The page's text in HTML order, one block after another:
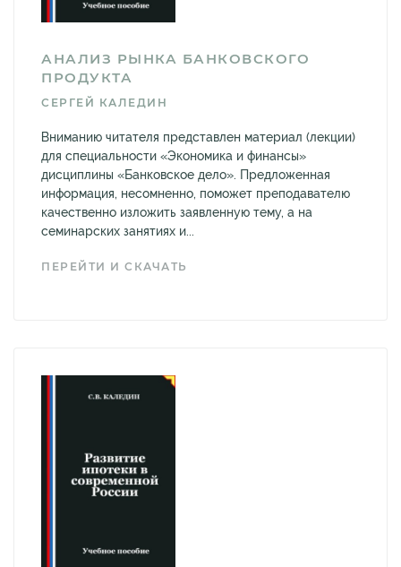
АНАЛИЗ РЫНКА БАНКОВСКОГО
ПРОДУКТА
СЕРГЕЙ КАЛЕДИН
Вниманию читателя представлен материал (лекции)
для специальности «Экономика и финансы»
дисциплины «Банковское дело». Предложенная
информация, несомненно, поможет преподавателю
качественно изложить заявленную тему, а на
семинарских занятиях и...
ПЕРЕЙТИ И СКАЧАТЬ